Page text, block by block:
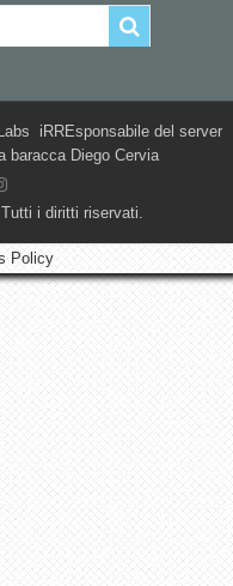
iRREsponsabile del server
baracca Diego Cervia
i diritti riservati.
Policy